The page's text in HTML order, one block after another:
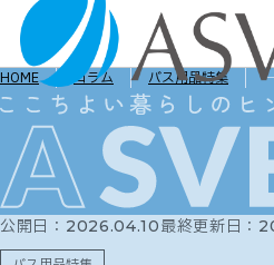
HOME コラム バス用品特集
公開日： 2026.04.10最終更新日：